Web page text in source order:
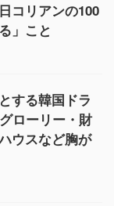
コリアンの100
」こと
する韓国ドラ
ローリー・財
ウスなど胸が